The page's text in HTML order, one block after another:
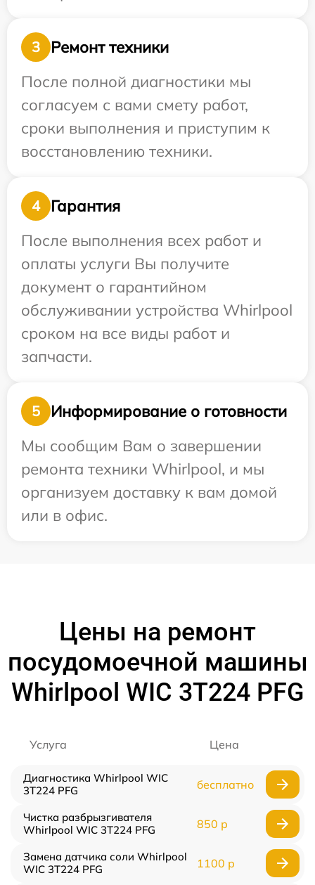
3
Ремонт техники
После полной диагностики мы
согласуем с вами смету работ,
сроки выполнения и приступим к
восстановлению техники.
4
Гарантия
После выполнения всех работ и
оплаты услуги Вы получите
документ о гарантийном
обслуживании устройства Whirlpool
сроком на все виды работ и
запчасти.
5
Информирование о готовности
Мы сообщим Вам о завершении
ремонта техники Whirlpool, и мы
организуем доставку к вам домой
или в офис.
Цены на ремонт
посудомоечной машины
Whirlpool WIC 3T224 PFG
Услуга Цена
Диагностика Whirlpool WIC
3T224 PFG
бесплатно
Чистка разбрызгивателя
Whirlpool WIC 3T224 PFG
850 р
Замена датчика соли Whirlpool
WIC 3T224 PFG
1100 р